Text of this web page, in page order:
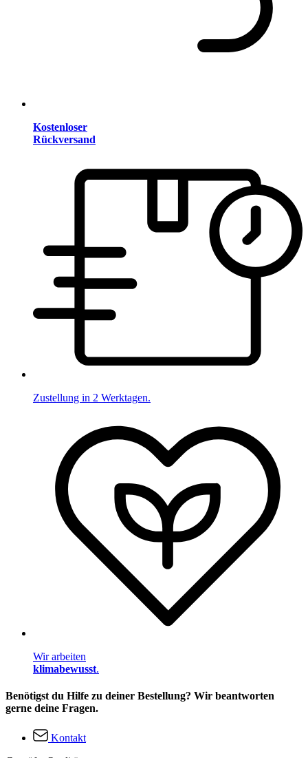
Kostenloser
Rückversand
Zustellung in 2 Werktagen.
Wir arbeiten
klimabewusst.
Benötigst du Hilfe zu deiner Bestellung? Wir beantworten
gerne deine Fragen.
Kontakt